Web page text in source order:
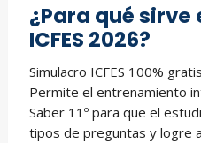
¿Para qué sirve
ICFES 2026?
Simulacro ICFES 100%
Permite el entrenamiento
Saber 11º para que el
tipos de preguntas y logre